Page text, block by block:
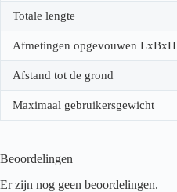
Totale lengte
Afmetingen opgevouwen LxBxH
Afstand tot de grond
Maximaal gebruikersgewicht
Beoordelingen
Er zijn nog geen beoordelingen.